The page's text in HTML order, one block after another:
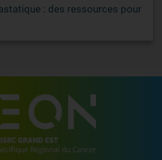
: des ressources pour